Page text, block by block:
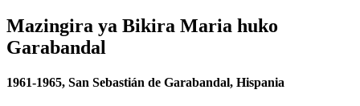
Mazingira ya Bikira Maria huko
Garabandal
1961-1965, San Sebastián de Garabandal, Hispania